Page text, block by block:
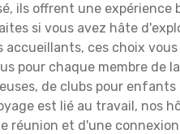
ils offrent une expérience
si vous avez hâte
ces choix
pour chaque membre de
de clubs pour
est lié au travail, nos
réunion et d'une